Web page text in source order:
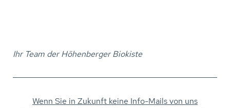
Ihr Team der Höhenberger Biokiste
Wenn Sie in Zukunft keine Info-Mails von uns